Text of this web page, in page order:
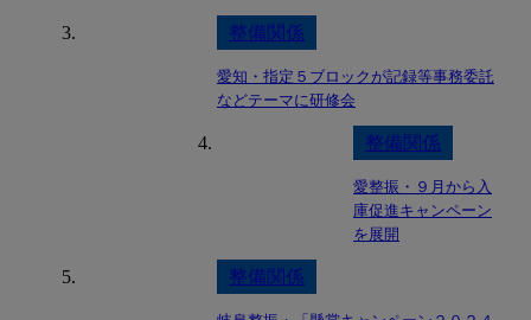
整備関係
愛知・指定５ブロックが記録等事務委託
などテーマに研修会
整備関係
愛整振・９月から入
庫促進キャンペーン
を展開
整備関係